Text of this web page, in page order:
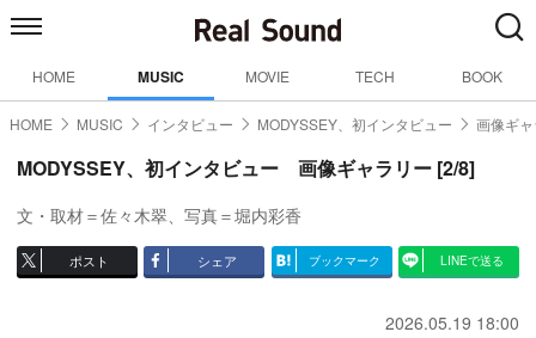
HOME MUSIC MOVIE TECH BOOK
HOME MUSIC インタビュー MODYSSEY、初インタビュー 画像ギ
MODYSSEY、初インタビュー 画像ギャラリー [2/8]
文・取材＝佐々木翠、写真＝堀内彩香
ポスト シェア ブックマーク LINEで送る
2026.05.19 18:00